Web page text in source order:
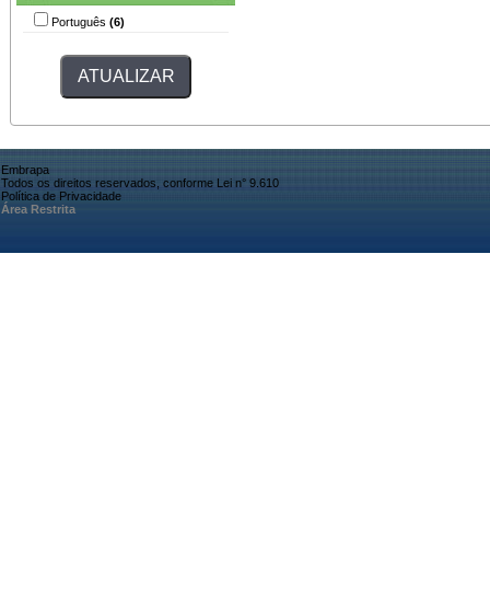
Português (6)
Embrapa
Todos os direitos reservados, conforme Lei n° 9.610
Política de Privacidade
Área Restrita